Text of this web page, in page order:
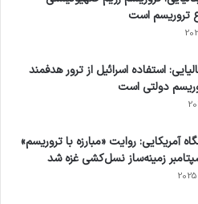
تروریسم است
استفاده اسرائیل از ترور هدفمند
دولتی است
آمریکایی: روایت «مبارزه با تروریسم»